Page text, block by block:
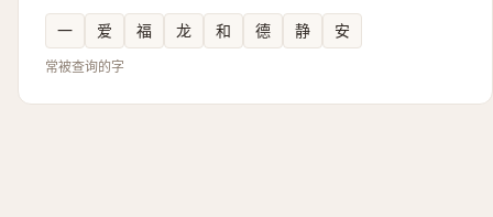
一 爱 福 龙 和 德 静 安
常被查询的字